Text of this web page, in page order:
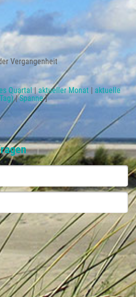
Vergangenheit
Quartal|aktueller Monat
aktuelle
|Spanne]